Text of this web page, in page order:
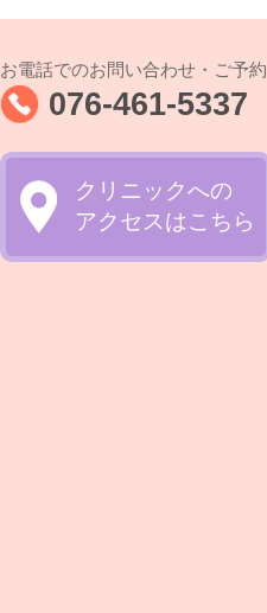
お電話でのお問い合わせ・ご予約
076-461-5337
クリニックへの
アクセスはこちら